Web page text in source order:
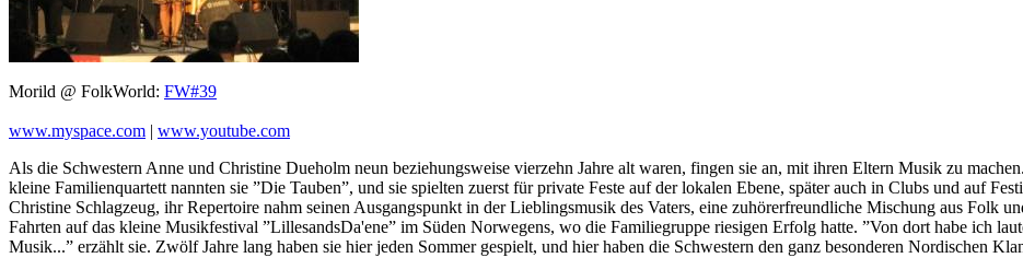
Morild @ FolkWorld: FW#39
www.myspace.com | www.youtube.com
Als die Schwestern Anne und Christine Dueholm neun beziehungsweise vierzehn Jahre alt waren, fingen sie an, mit ihren Eltern Musik zu
kleine Familienquartett nannten sie ”Die Tauben”, und sie spielten zuerst für private Feste auf der lokalen Ebene, später auch in Clubs und auf
Christine Schlagzeug, ihr Repertoire nahm seinen Ausgangspunkt in der Lieblingsmusik des Vaters, eine zuhörerfreundliche Mischung aus Folk
Fahrten auf das kleine Musikfestival ”LillesandsDa'ene” im Süden Norwegens, wo die Familiegruppe riesigen Erfolg hatte. ”Von dort habe ich
Musik...” erzählt sie. Zwölf Jahre lang haben sie hier jeden Sommer gespielt, und hier haben die Schwestern den ganz besonderen Nordischen